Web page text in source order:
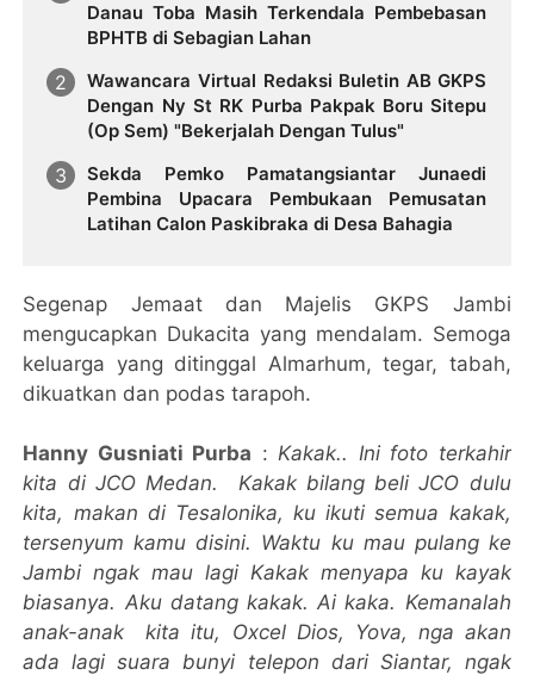
Danau Toba Masih Terkendala Pembebasan
BPHTB di Sebagian Lahan
Wawancara Virtual Redaksi Buletin AB GKPS
Dengan Ny St RK Purba Pakpak Boru Sitepu
(Op Sem) "Bekerjalah Dengan Tulus"
Sekda Pemko Pamatangsiantar Junaedi
Pembina Upacara Pembukaan Pemusatan
Latihan Calon Paskibraka di Desa Bahagia
Segenap Jemaat dan Majelis GKPS Jambi
mengucapkan Dukacita yang mendalam. Semoga
keluarga yang ditinggal Almarhum, tegar, tabah,
dikuatkan dan podas tarapoh.
Hanny Gusniati Purba : Kakak.. Ini foto terkahir
kita di JCO Medan. Kakak bilang beli JCO dulu
kita, makan di Tesalonika, ku ikuti semua kakak,
tersenyum kamu disini. Waktu ku mau pulang ke
Jambi ngak mau lagi Kakak menyapa ku kayak
biasanya. Aku datang kakak.Ai kaka. Kemanalah
anak-anak kita itu, Oxcel Dios, Yova, nga akan
ada lagi suara bunyi telepon dari Siantar, ngak